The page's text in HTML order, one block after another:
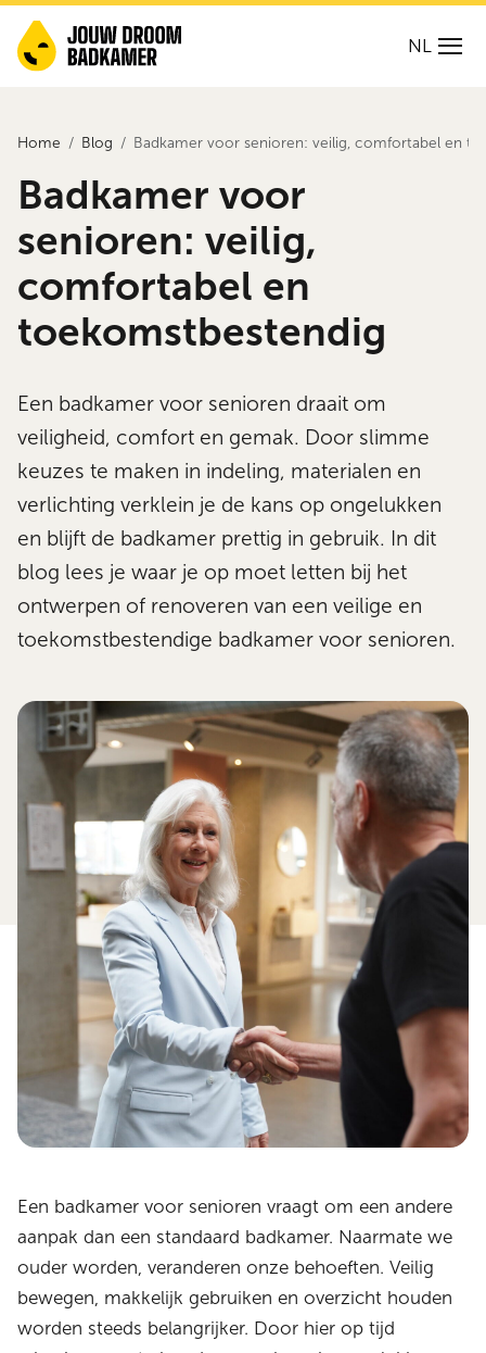
NL
Home Blog Badkamer voor senioren: veilig, comfortabel en
Badkamer voor
senioren: veilig,
comfortabel en
toekomstbestendig
Een badkamer voor senioren draait om
veiligheid, comfort en gemak. Door slimme
keuzes te maken in indeling, materialen en
verlichting verklein je de kans op ongelukken
en blijft de badkamer prettig in gebruik. In dit
blog lees je waar je op moet letten bij het
ontwerpen of renoveren van een veilige en
toekomstbestendige badkamer voor senioren.
Een badkamer voor senioren vraagt om een andere
aanpak dan een standaard badkamer. Naarmate we
ouder worden, veranderen onze behoeften. Veilig
bewegen, makkelijk gebruiken en overzicht houden
worden steeds belangrijker. Door hier op tijd